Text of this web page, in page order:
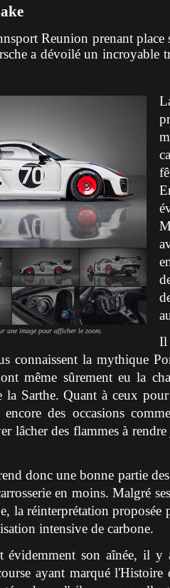
Reunion prenant
a dévoilé un incroyable
une image pour afficher le zoom.
Il
connaissent la mythique
même sûrement eu la
Sarthe. Quant à ceux
encore des occasions
lâcher des flammes à
donc une bonne partie
en moins. Malgré
la réinterprétation proposée
intensive de carbone.
évidemment son aînée, il y
ayant marqué